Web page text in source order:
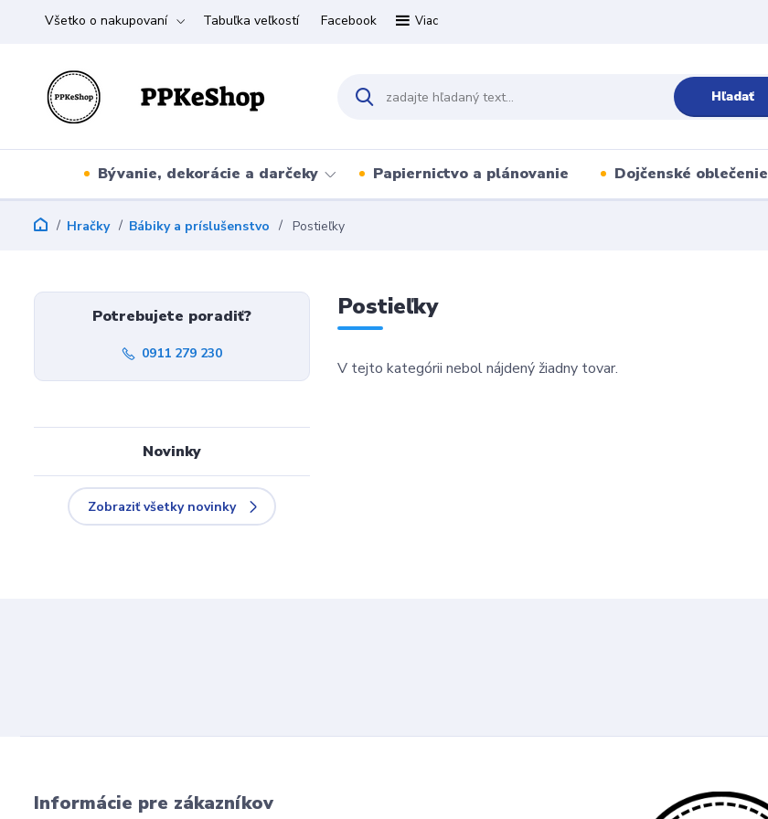
Všetko o nakupovaní Tabuľka veľkostí Facebook Viac
Hľadať
Bývanie, dekorácie a darčeky Papiernictvo a plánovanie Dojčenské oblečenie
Hračky Bábiky a príslušenstvo Postieľky
Postieľky
V tejto kategórii nebol nájdený žiadny tovar.
Potrebujete poradiť?
0911 279 230
Novinky
Zobraziť všetky novinky
Informácie pre zákazníkov